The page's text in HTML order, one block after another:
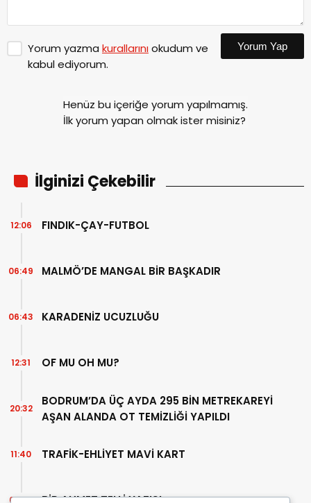
Yorum yazma kurallarınıokudum ve
kabul ediyorum.
Yorum Yap
Henüz bu içeriğe yorum yapılmamış.
İlk yorum yapan olmak ister misiniz?
İlginizi Çekebilir
FINDIK-ÇAY-FUTBOL
12:06
MALMÖ’DE MANGAL BİR BAŞKADIR
06:49
KARADENİZ UCUZLUĞU
06:43
OF MU OH MU?
12:31
BODRUM’DA ÜÇ AYDA 295 BİN METREKAREYİ
AŞAN ALANDA OT TEMİZLİĞİ YAPILDI
20:32
TRAFİK-EHLİYET MAVİ KART
11:40
07:30